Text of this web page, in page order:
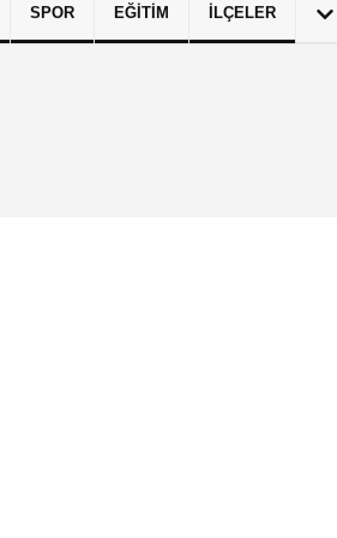
SPOR EĞITIM İLÇELER